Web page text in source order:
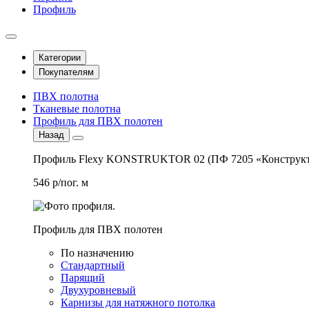
Профиль
Категории
Покупателям
ПВХ полотна
Тканевые полотна
Профиль для ПВХ полотен
Назад
Профиль Flexy KONSTRUKTOR 02 (ПФ 7205
546 р/пог. м
Профиль для ПВХ полотен
По назначению
Стандартный
Парящий
Двухуровневый
Карнизы для натяжного потолка